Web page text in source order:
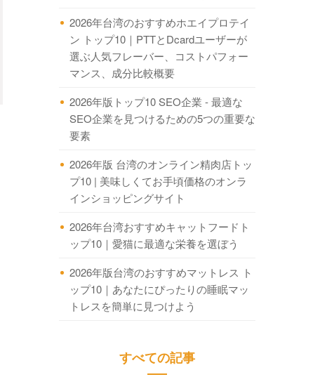
2026年台湾のおすすめホエイプロテイ
ン トップ10｜PTTとDcardユーザーが
選ぶ人気フレーバー、コストパフォー
マンス、成分比較概要
2026年版トップ10 SEO企業 - 最適な
SEO企業を見つけるための5つの重要な
要素
2026年版 台湾のオンライン精肉店トッ
プ10 | 美味しくてお手頃価格のオンラ
インショッピングサイト
2026年台湾おすすめキャットフードト
ップ10｜愛猫に最適な栄養を選ぼう
2026年版台湾のおすすめマットレス ト
ップ10｜あなたにぴったりの睡眠マッ
トレスを簡単に見つけよう
すべての記事